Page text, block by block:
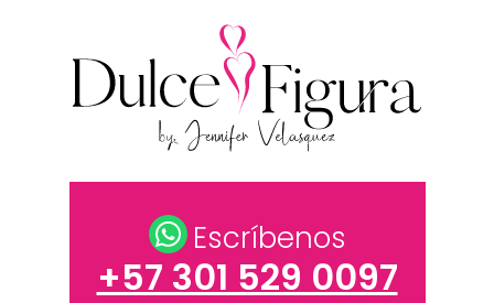
Escríbenos
+57 301 529 0097